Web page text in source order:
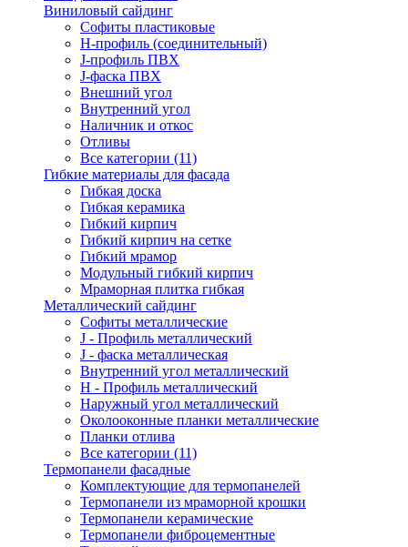
Виниловый сайдинг
Cофиты пластиковые
H-профиль (соединительный)
J-профиль ПВХ
J-фаска ПВХ
Внешний угол
Внутренний угол
Наличник и откос
Отливы
Все категории (11)
Гибкие материалы для фасада
Гибкая доска
Гибкая керамика
Гибкий кирпич
Гибкий кирпич на сетке
Гибкий мрамор
Модульный гибкий кирпич
Мраморная плитка гибкая
Металлический сайдинг
Cофиты металлические
J - Профиль металлический
J - фаска металлическая
Внутренний угол металлический
Н - Профиль металлический
Наружный угол металлический
Околооконные планки металлические
Планки отлива
Все категории (11)
Термопанели фасадные
Комплектующие для термопанелей
Термопанели из мраморной крошки
Термопанели керамические
Термопанели фиброцементные